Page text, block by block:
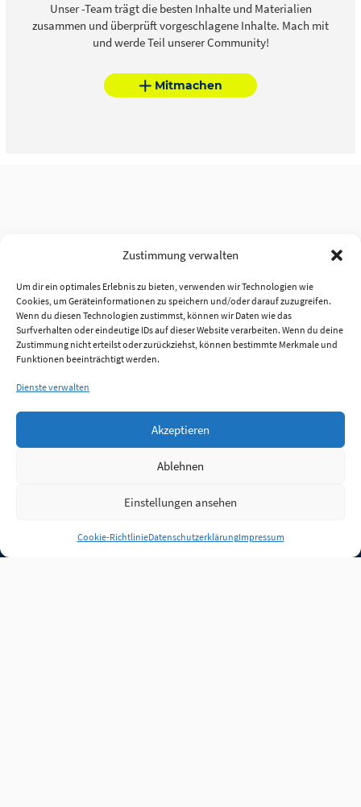
Zustimmung verwalten
Um dir ein optimales Erlebnis zu bieten, verwenden wir Technologien wie
Cookies, um Geräteinformationen zu speichern und/oder darauf zuzugreifen.
Wenn du diesen Technologien zustimmst, können wir Daten wie das
Surfverhalten oder eindeutige IDs auf dieser Website verarbeiten. Wenn du deine
Zustimmung nicht erteilst oder zurückziehst, können bestimmte Merkmale und
Funktionen beeinträchtigt werden.
Dienste verwalten
Akzeptieren
Ablehnen
Einstellungen ansehen
Cookie-RichtlinieDatenschutzerklärungImpressum
Unser -Team trägt die besten Inhalte und Materialien
zusammen und überprüft vorgeschlagene Inhalte. Mach mit
und werde Teil unserer Community!
Mitmachen
Anmelden
Jobs Partner FAQ Quellen